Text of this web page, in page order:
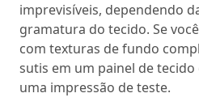
imprevisíveis, dependendo
gramatura do tecido. Se
com texturas de fundo
sutis em um painel de
uma impressão de teste.